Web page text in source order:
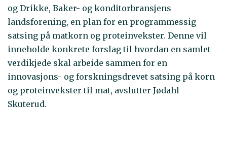
og Drikke, Baker- og konditorbransjens
landsforening, en plan for en programmessig
satsing på matkorn og proteinvekster. Denne vil
inneholde konkrete forslag til hvordan en samlet
verdikjede skal arbeide sammen for en
innovasjons- og forskningsdrevet satsing på korn
og proteinvekster til mat, avslutter Jødahl
Skuterud.